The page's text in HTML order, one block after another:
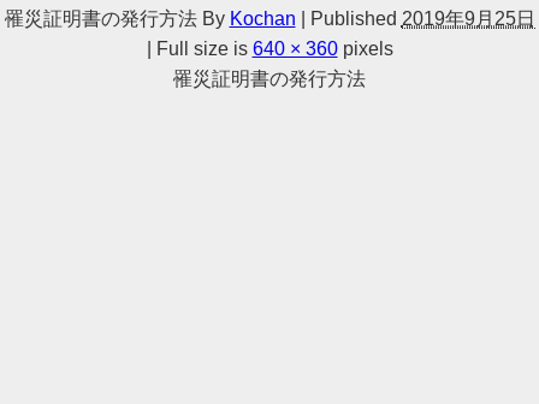
罹災証明書の発行方法 By Kochan Published 2019年9月25日
Full size is 640 × 360pixels
罹災証明書の発行方法